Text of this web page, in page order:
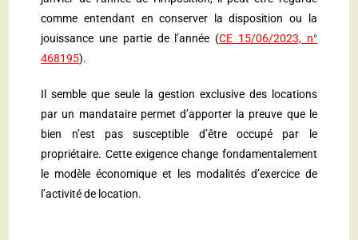
comme entendant en conserver la disposition ou la
jouissance une partie de l’année (CE 15/06/2023, n°
468195).
Il semble que seule la gestion exclusive des locations
par un mandataire permet d’apporter la preuve que le
bien n’est pas susceptible d’être occupé par le
propriétaire. Cette exigence change fondamentalement
le modèle économique et les modalités d’exercice de
l’activité de location.